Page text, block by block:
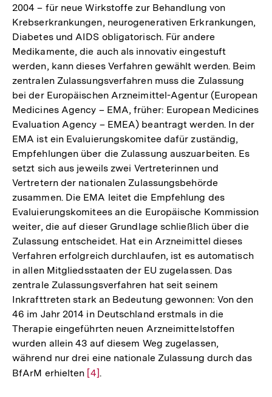
2004 – für neue Wirkstoffe zur Behandlung von
Krebserkrankungen, neurogenerativen Erkrankungen,
Diabetes und AIDS obligatorisch. Für andere
Medikamente, die auch als innovativ eingestuft
werden, kann dieses Verfahren gewählt werden. Beim
zentralen Zulassungsverfahren muss die Zulassung
bei der Europäischen Arzneimittel-Agentur (European
Medicines Agency – EMA, früher: European Medicines
Evaluation Agency – EMEA) beantragt werden. In der
EMA ist ein Evaluierungskomitee dafür zuständig,
Empfehlungen über die Zulassung auszuarbeiten. Es
setzt sich aus jeweils zwei Vertreterinnen und
Vertretern der nationalen Zulassungsbehörde
zusammen. Die EMA leitet die Empfehlung des
Evaluierungskomitees an die Europäische Kommission
weiter, die auf dieser Grundlage schließlich über die
Zulassung entscheidet. Hat ein Arzneimittel dieses
Verfahren erfolgreich durchlaufen, ist es automatisch
in allen Mitgliedsstaaten der EU zugelassen. Das
zentrale Zulassungsverfahren hat seit seinem
Inkrafttreten stark an Bedeutung gewonnen: Von den
46 im Jahr 2014 in Deutschland erstmals in die
Therapie eingeführten neuen Arzneimittelstoffen
wurden allein 43 auf diesem Weg zugelassen,
während nur drei eine nationale Zulassung durch das
BfArM erhielten Zur
[4].